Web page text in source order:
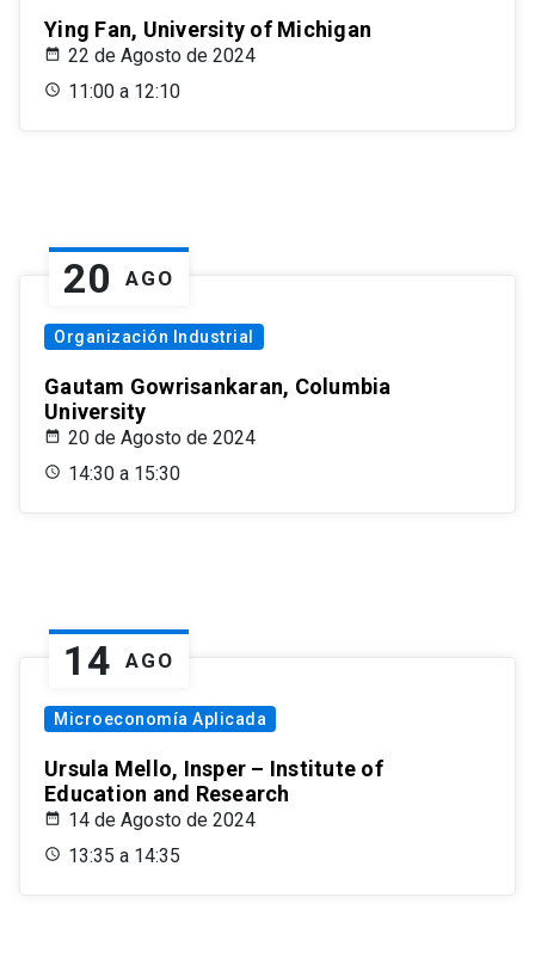
Ying Fan, University of Michigan
22 de Agosto de 2024
11:00 a 12:10
20 AGO
Organización Industrial
Gautam Gowrisankaran, Columbia
University
20 de Agosto de 2024
14:30 a 15:30
14 AGO
Microeconomía Aplicada
Ursula Mello, Insper – Institute of
Education and Research
14 de Agosto de 2024
13:35 a 14:35